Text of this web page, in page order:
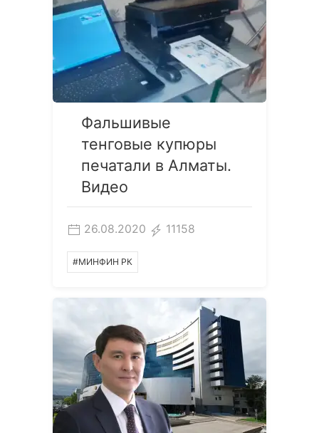
Фальшивые
тенговые купюры
печатали в Алматы.
Видео
26.08.2020 11158
#МИНФИН РК